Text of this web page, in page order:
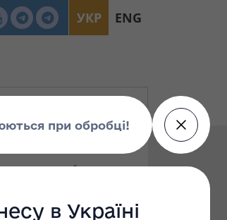
УКР ENG
аукціонах